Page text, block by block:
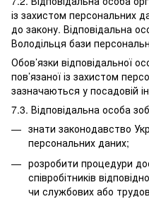
із захистом персональних
до закону. Відповідальна
Володільця бази
Обов’язки відповідальної
пов’язаної із захистом
зазначаються у посадовій
7.3. Відповідальна особа
знати законодавство
персональних даних;
розробити процедури
співробітників
чи службових або